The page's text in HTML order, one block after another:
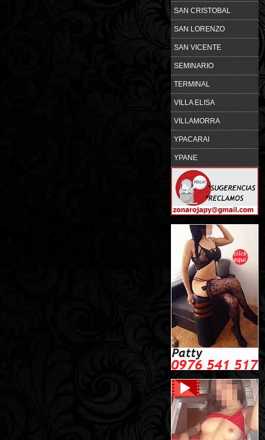
SAN CRISTOBAL
SAN LORENZO
SAN VICENTE
SEMINARIO
TERMINAL
VILLA ELISA
VILLAMORRA
YPACARAI
YPANE